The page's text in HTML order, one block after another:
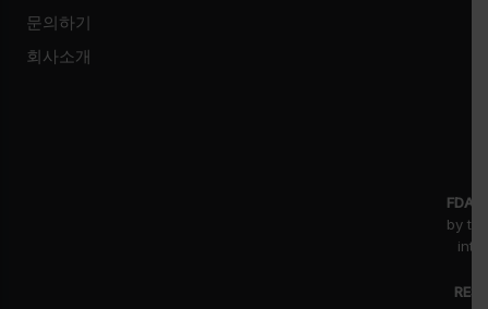
문의하기
회사소개
FDA
by